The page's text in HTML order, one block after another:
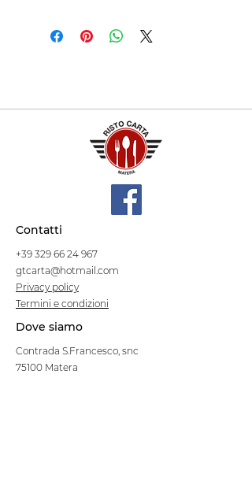
Contatti
+39 329 66 24 967
gtcarta@hotmail.com
Privacy policy
Termini e condizioni
Dove siamo
Contrada S.Francesco, snc
75100 Matera